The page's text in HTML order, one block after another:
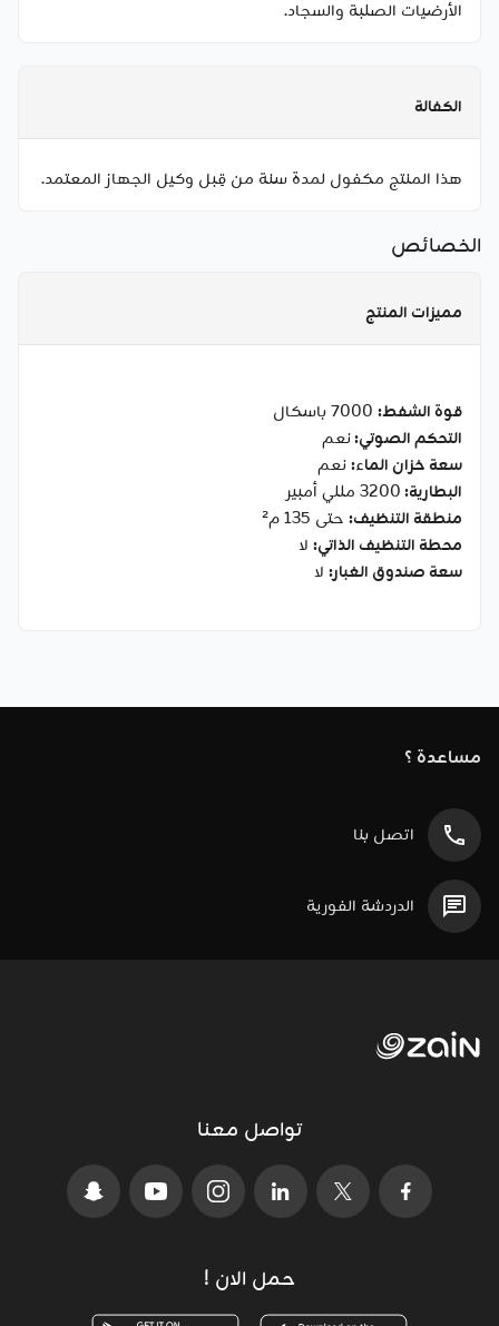
الأرضيات الصلبة والسجاد.
الكفالة
هذا المنتج مكفول لمدة سنة من قِبل وكيل الجهاز المعتمد.
الخصائص
مميزات المنتج
قوة الشفط:
التحكم الصوتي:نعم
سعة خزان الماء:نعم
البطارية:3200 مللي أمبير
منطقة التنظيف: حتى 135 م²
محطة التنظيف الذاتي: لا
سعة صندوق الغبار: لا
مساعدة ؟
اتصل بنا
الدردشة الفورية
تواصل معنا
حمل الان !